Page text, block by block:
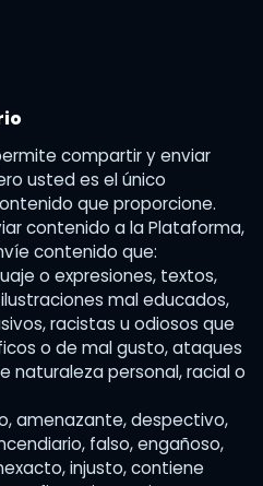
compartir y enviar
usted es el único
que proporcione.
contenido a la Plataforma,
contenido que:
o expresiones, textos,
mal educados,
racistas u odiosos que
o de mal gusto, ataques
naturaleza personal, racial o
amenazante, despectivo,
falso, engañoso,
injusto, contiene